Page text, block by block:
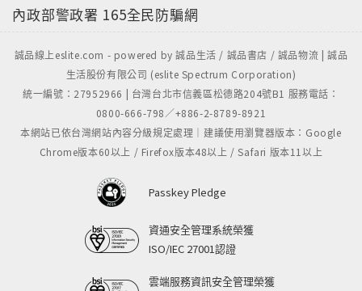
內政部警政署 165全民防騙網
誠品線上eslite.com - powered by 誠品生活 / 誠品書店 / 誠品物流 | 誠品
生活股份有限公司 (eslite Spectrum Corporation)
統一編號：27952966 | 台灣台北市信義區松德路204號B1 服務電話：
0800-666-798／+886-2-8789-8921
本網站已依台灣網站內容分級規定處理｜建議使用瀏覽器版本：Google
Chrome版本60以上 / Firefox版本48以上 / Safari 版本11以上
Passkey Pledge
資通安全管理系統榮獲
ISO/IEC 27001認證
雲端服務資訊安全管理榮獲